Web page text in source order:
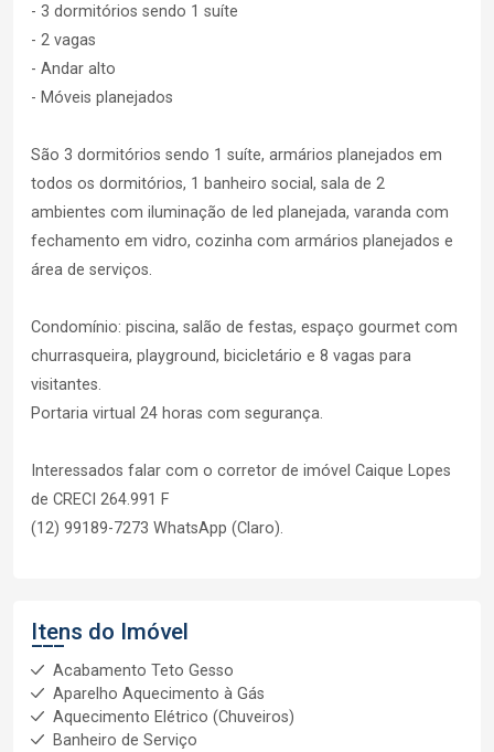
- 3 dormitórios sendo 1 suíte
- 2 vagas
- Andar alto
- Móveis planejados
São 3 dormitórios sendo 1 suíte, armários planejados em
todos os dormitórios, 1 banheiro social, sala de 2
ambientes com iluminação de led planejada, varanda com
fechamento em vidro, cozinha com armários planejados e
área de serviços.
Condomínio: piscina, salão de festas, espaço gourmet com
churrasqueira, playground, bicicletário e 8 vagas para
visitantes.
Portaria virtual 24 horas com segurança.
Interessados falar com o corretor de imóvel Caique Lopes
de CRECI 264.991 F
(12) 99189-7273 WhatsApp (Claro).
Itens do Imóvel
Acabamento Teto Gesso
Aparelho Aquecimento à Gás
Aquecimento Elétrico (Chuveiros)
Banheiro de Serviço